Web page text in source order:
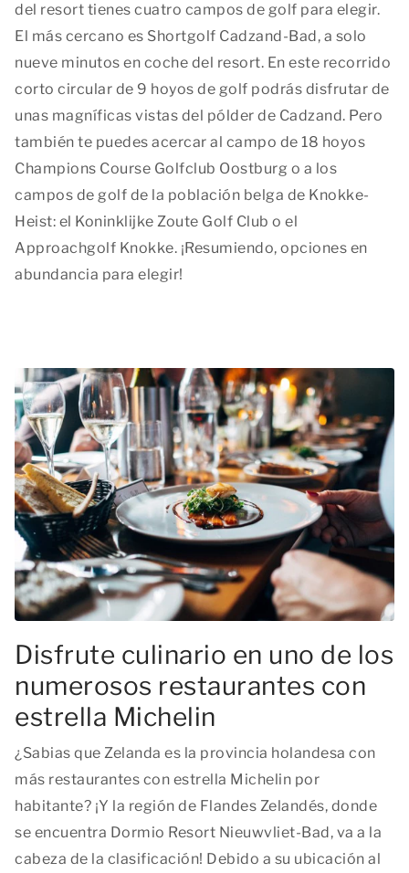
del resort tienes cuatro campos de golf para elegir.
El más cercano es Shortgolf Cadzand-Bad, a solo
nueve minutos en coche del resort. En este recorrido
corto circular de 9 hoyos de golf podrás disfrutar de
unas magníficas vistas del pólder de Cadzand. Pero
también te puedes acercar al campo de 18 hoyos
Champions Course Golfclub Oostburg o a los
campos de golf de la población belga de Knokke-
Heist: el Koninklijke Zoute Golf Club o el
Approachgolf Knokke. ¡Resumiendo, opciones en
abundancia para elegir!
Disfrute culinario en uno de los
numerosos restaurantes con
estrella Michelin
¿Sabias que Zelanda es la provincia holandesa con
más restaurantes con estrella Michelin por
habitante? ¡Y la región de Flandes Zelandés, donde
se encuentra Dormio Resort Nieuwvliet-Bad, va a la
cabeza de la clasificación! Debido a su ubicación al